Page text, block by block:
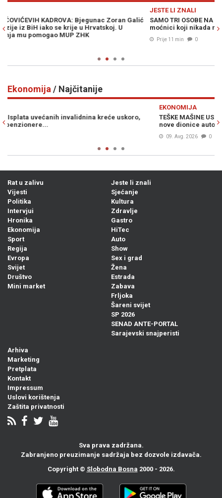
SAMO TRI OSOBE NA SVIJETU PUTUJU BEZ PASOŠA: Evo ko su
moćnici koji nikada ne čekaju u redovima na granici
Prije 11 min
Ekonomija / Najčitanije
TEŠKE MAŠINE USKORO NA TERENU: Sve je spremno za izgradnju
nove dionice autoceste kroz BiH, povezat će dva grada...
Rat u zalivu
Vijesti
Politika
Intervjui
Hronika
Ekonomija
Sport
Regija
Evropa
Svijet
Društvo
Mini market
Jeste li znali
Sjećanje
Kultura
Zdravlje
Gastro
HiTec
Auto
Show
Sex i grad
Žena
Estrada
Zabava
Frljoka
Šareni svijet
SP 2026
SENAD ANTE-PORTAL
Sarajevski snajperisti
Arhiva
Marketing
Pretplata
Kontakt
Impressum
Uslovi korištenja
Zaštita privatnosti
Sva prava zadržana.
Zabranjeno preuzimanje sadržaja bez dozvole izdavača.
Copyright © Slobodna Bosna 2000 - 2026.